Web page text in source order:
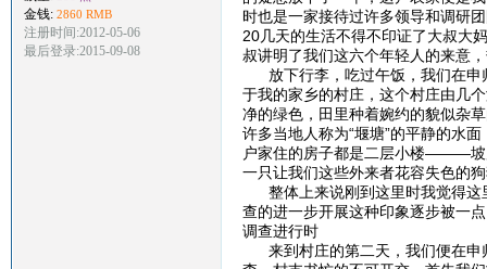
金钱: 2860 RMB
注册时间:2012-05-06
最后登录:2015-09-08
时也是一家接待过许多领导和调研
20几天的生活不得不印证了大叔大
叔讲明了我们这六个年轻人的来意
放下行李，吃过午饭，我们在申
于我的家乡的村庄，这个村庄由几
净的绿色，田里种着婉约的貌似杂
许多当地人称为“堰塘”的平静的水
户家住的房子都是二层小楼———坡
一只让我们这些外来者花容失色的
整体上来说刚到这里时我觉得这
查的进一步开展这种印象逐步被一
调查进行时
来到村庄的第二天，我们便在申